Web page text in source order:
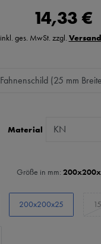
14,33 €
inkl. ges. MwSt. zzgl.
Material
Größe in mm:
200x200x25